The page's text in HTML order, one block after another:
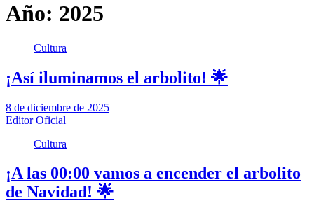
Año: 2025
Cultura
¡Así iluminamos el arbolito! 🌟
8 de diciembre de 2025
Editor Oficial
Cultura
¡A las 00:00 vamos a encender el arbolito
de Navidad! 🌟